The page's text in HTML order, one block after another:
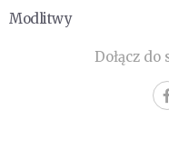
Modlitwy
Dołącz do